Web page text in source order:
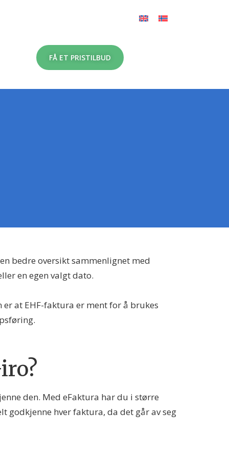
FÅ ET PRISTILBUD
bedre oversikt sammenlignet med
en egen valgt dato.
at EHF-faktura er ment for å brukes
den. Med eFaktura har du i større
godkjenne hver faktura, da det går av seg